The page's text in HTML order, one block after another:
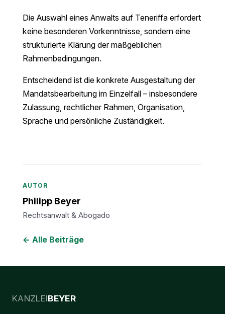
Die Auswahl eines Anwalts auf Teneriffa erfordert
keine besonderen Vorkenntnisse, sondern eine
strukturierte Klärung der maßgeblichen
Rahmenbedingungen.
Entscheidend ist die konkrete Ausgestaltung der
Mandatsbearbeitung im Einzelfall – insbesondere
Zulassung, rechtlicher Rahmen, Organisation,
Sprache und persönliche Zuständigkeit.
AUTOR
Philipp Beyer
Rechtsanwalt & Abogado
← Alle Beiträge
KANZLEIBEYER